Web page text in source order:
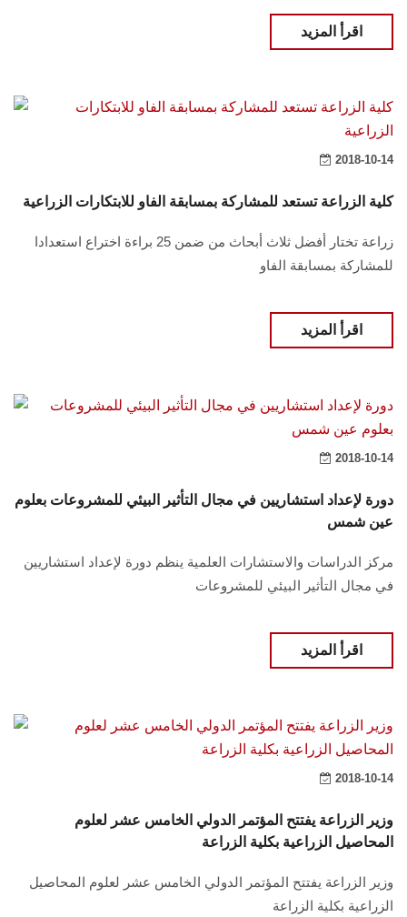
اقرأ المزيد
2018-10-14
كلية الزراعة تستعد للمشاركة بمسابقة الفاو للابتكارات الزراعية
زراعة تختار أفضل ثلاث أبحاث من ضمن 25 براءة اختراع استعدادا
للمشاركة بمسابقة الفاو
اقرأ المزيد
2018-10-14
دورة لإعداد استشاريين في مجال التأثير البيئي للمشروعات بعلوم
عين شمس
مركز الدراسات والاستشارات العلمية ينظم دورة لإعداد استشاريين
في مجال التأثير البيئي للمشروعات
اقرأ المزيد
2018-10-14
وزير الزراعة يفتتح المؤتمر الدولي الخامس عشر لعلوم
المحاصيل الزراعية بكلية الزراعة
وزير الزراعة يفتتح المؤتمر الدولي الخامس عشر لعلوم المحاصيل
الزراعية بكلية الزراعة